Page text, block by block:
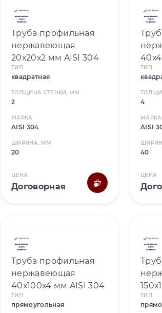
Труба профильная
нержавеющая
20х20х2 мм AISI 304
ТИП
квадратная
ТОЛЩИНА СТЕНКИ, ММ
2
МАРКА
AISI 304
ШИРИНА, ММ
20
ЦЕНА
Договорная
ТИП
4
МАРКА
AISI
40
ЦЕНА
Труба профильная
нержавеющая
40х100х4 мм AISI 304
ТИП
прямоугольная
ТИП